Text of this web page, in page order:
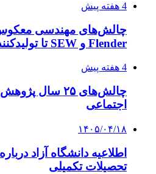
4 هفته پیش
چالش‌های مهندسی معکوس
Flender و SEW تا تولیدکنندگان تخصصی ایرانی
4 هفته پیش
چالش‌های ۲۵ سال
اجتماعی
۱۴۰۵/۰۴/۱۸
اطلاعیه دانشگاه آزاد
تحصیلات تکمیلی